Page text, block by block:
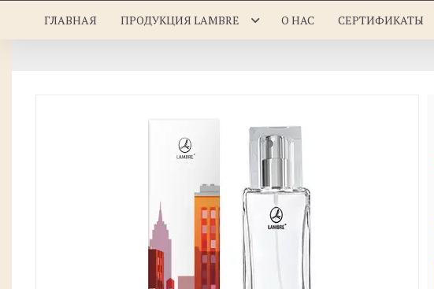
ГЛАВНАЯ ПРОДУКЦИЯ LAMBRE О НАС СЕРТИФИКАТЫ